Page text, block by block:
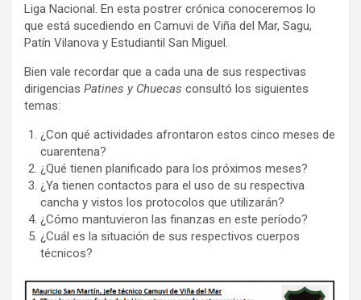
Liga Nacional. En esta postrer crónica conoceremos lo
que está sucediendo en Camuvi de Viña del Mar, Sagu,
Patín Vilanova y Estudiantil San Miguel.
Bien vale recordar que a cada una de sus respectivas
dirigencias Patines y Chuecas consultó los siguientes
temas:
¿Con qué actividades afrontaron estos cinco meses de
cuarentena?
¿Qué tienen planificado para los próximos meses?
¿Ya tienen contactos para el uso de su respectiva
cancha y vistos los protocolos que utilizarán?
¿Cómo mantuvieron las finanzas en este período?
¿Cuál es la situación de sus respectivos cuerpos
técnicos?